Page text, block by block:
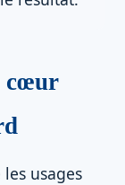
cœur
usages